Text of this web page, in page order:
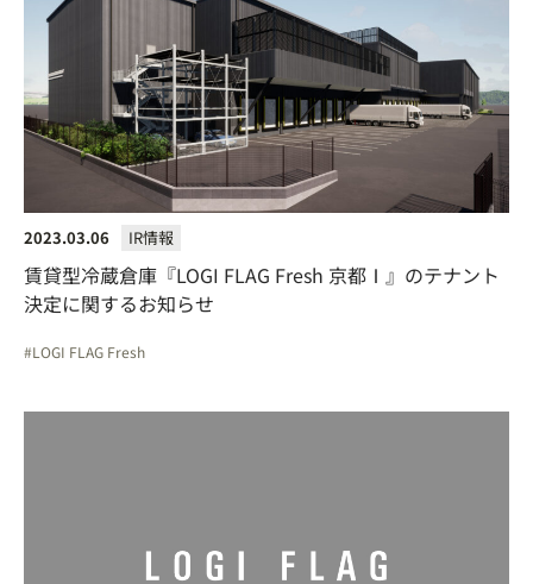
2023.03.06 IR情報
賃貸型冷蔵倉庫『LOGI FLAG Fresh 京都Ⅰ』のテナント
決定に関するお知らせ
LOGI FLAG Fresh